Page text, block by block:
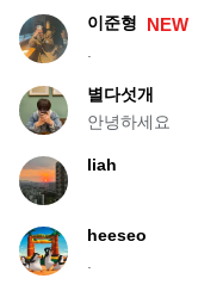
이준형 NEW
별다섯개
안녕하세요
liah
heeseo